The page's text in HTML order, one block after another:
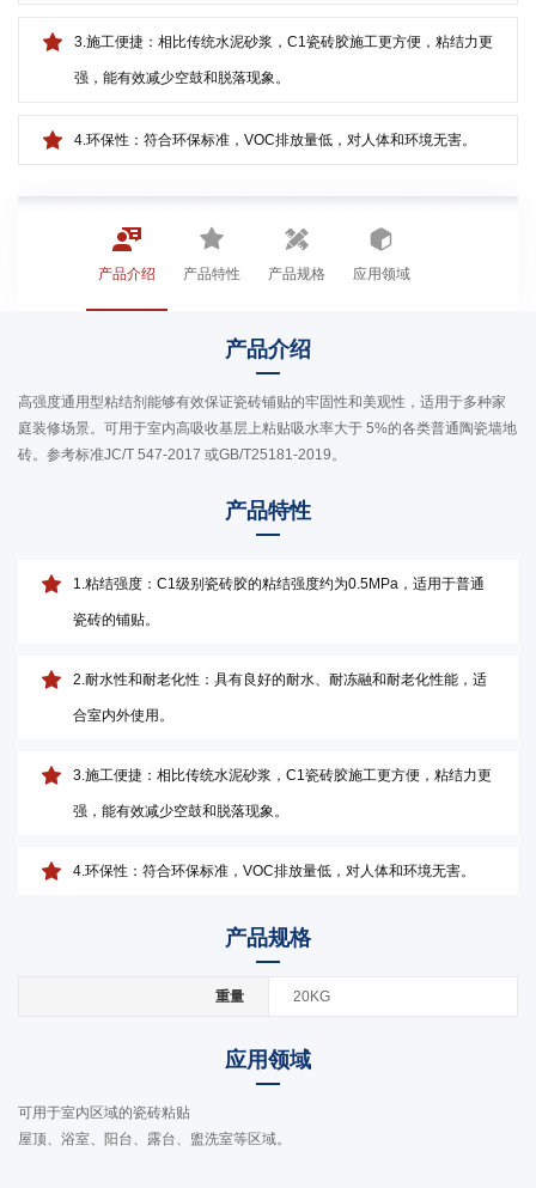
3.施工便捷：相比传统水泥砂浆，C1瓷砖胶施工更方便，粘结力更
强，能有效减少空鼓和脱落现象。
4.环保性：符合环保标准，VOC排放量低，对人体和环境无害。
产品介绍 产品特性 产品规格 应用领域
产品介绍
高强度通用型粘结剂能够有效保证瓷砖铺贴的牢固性和美观性，适用于多种家
庭装修场景。可用于室内高吸收基层上粘贴吸水率大于 5%的各类普通陶瓷墙地
砖。参考标准JC/T 547-2017 或GB/T25181-2019。
产品特性
1.粘结强度：C1级别瓷砖胶的粘结强度约为0.5MPa，适用于普通
瓷砖的铺贴。
2.耐水性和耐老化性：具有良好的耐水、耐冻融和耐老化性能，适
合室内外使用。
3.施工便捷：相比传统水泥砂浆，C1瓷砖胶施工更方便，粘结力更
强，能有效减少空鼓和脱落现象。
4.环保性：符合环保标准，VOC排放量低，对人体和环境无害。
产品规格
重量 20KG
应用领域
可用于室内区域的瓷砖粘贴
屋顶、浴室、阳台、露台、盥洗室等区域。